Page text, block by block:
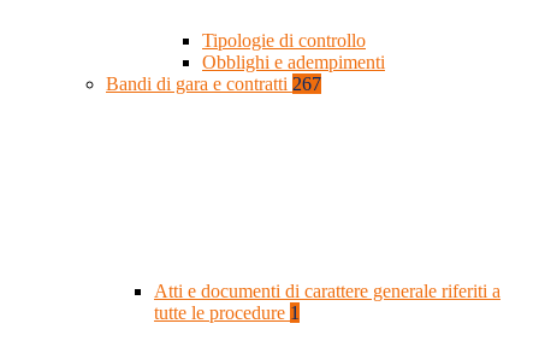
Tipologie di controllo
Obblighi e adempimenti
Bandi di gara e contratti 267
Atti e documenti di carattere generale riferiti a
tutte le procedure 1